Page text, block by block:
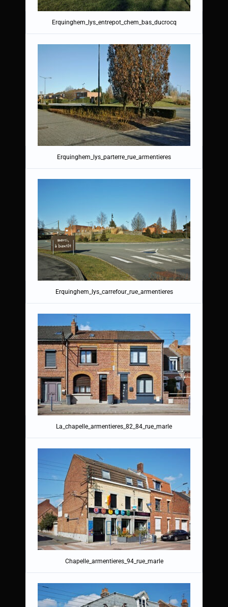
Erquinghem_lys_entrepot_chem_bas_ducrocq
Erquinghem_lys_parterre_rue_armentieres
Erquinghem_lys_carrefour_rue_armentieres
La_chapelle_armentieres_82_84_rue_marle
Chapelle_armentieres_94_rue_marle